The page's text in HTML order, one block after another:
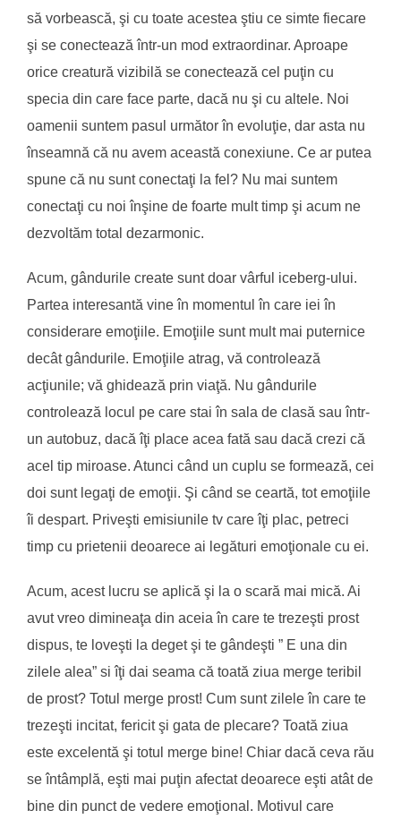
să vorbească, şi cu toate acestea ştiu ce simte fiecare
şi se conectează într-un mod extraordinar. Aproape
orice creatură vizibilă se conectează cel puţin cu
specia din care face parte, dacă nu şi cu altele. Noi
oamenii suntem pasul următor în evoluţie, dar asta nu
înseamnă că nu avem această conexiune. Ce ar putea
spune că nu sunt conectaţi la fel? Nu mai suntem
conectaţi cu noi înşine de foarte mult timp şi acum ne
dezvoltăm total dezarmonic.
Acum, gândurile create sunt doar vârful iceberg-ului.
Partea interesantă vine în momentul în care iei în
considerare emoţiile. Emoţiile sunt mult mai puternice
decât gândurile. Emoţiile atrag, vă controlează
acţiunile; vă ghidează prin viaţă. Nu gândurile
controlează locul pe care stai în sala de clasă sau într-
un autobuz, dacă îţi place acea fată sau dacă crezi că
acel tip miroase. Atunci când un cuplu se formează, cei
doi sunt legaţi de emoţii. Şi când se ceartă, tot emoţiile
îi despart. Priveşti emisiunile tv care îţi plac, petreci
timp cu prietenii deoarece ai legături emoţionale cu ei.
Acum, acest lucru se aplică şi la o scară mai mică. Ai
avut vreo dimineaţa din aceia în care te trezeşti prost
dispus, te loveşti la deget şi te gândeşti ” E una din
zilele alea” si îţi dai seama că toată ziua merge teribil
de prost? Totul merge prost! Cum sunt zilele în care te
trezeşti incitat, fericit şi gata de plecare? Toată ziua
este excelentă şi totul merge bine! Chiar dacă ceva rău
se întâmplă, eşti mai puţin afectat deoarece eşti atât de
bine din punct de vedere emoţional. Motivul care